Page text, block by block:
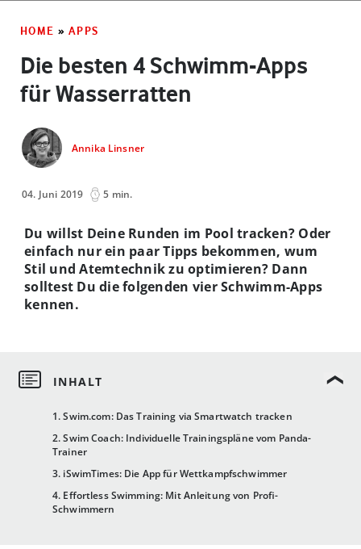
HOME » APPS
Die besten 4 Schwimm-Apps
für Wasserratten
Annika Linsner
04. Juni 2019 5 min.
1. Swim.com: Das Training via Smartwatch tracken
2. Swim Coach: Individuelle Trainingspläne vom Panda-
Trainer
3. iSwimTimes: Die App für Wettkampfschwimmer
4. Effortless Swimming: Mit Anleitung von Profi-
Schwimmern
Du willst Deine Runden im Pool tracken? Oder
einfach nur ein paar Tipps bekommen, wum
Stil und Atemtechnik zu optimieren? Dann
solltest Du die folgenden vier Schwimm-Apps
kennen.